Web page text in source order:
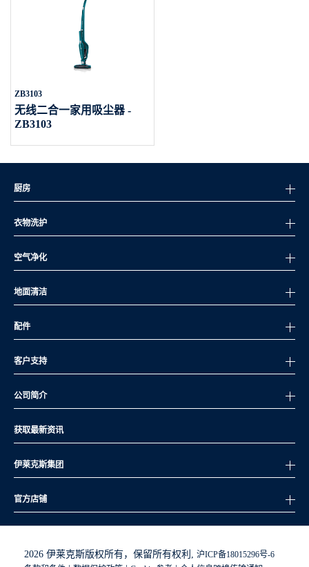
ZB3103
无线二合一家用吸尘器 -
ZB3103
厨房
衣物洗护
空气净化
地面清洁
配件
客户支持
公司简介
获取最新资讯
伊莱克斯集团
官方店铺
2026 伊莱克斯版权所有，保留所有权利, 沪ICP备18015296号-6